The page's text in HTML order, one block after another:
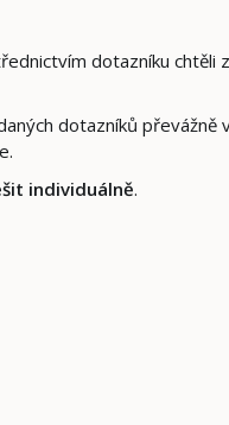
dotazníku chtěli
dotazníků převážně
individuálně.